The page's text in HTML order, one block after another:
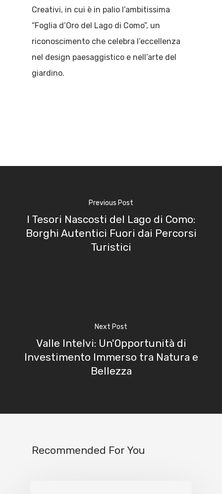
Creativi, in cui è in palio l’ambitissima
“Foglia d’Oro del Lago di Como”, un
riconoscimento che celebra l’eccellenza
nel design paesaggistico e nell’arte del
giardino.
Previous Post
I Tesori Nascosti del Lago di Como:
Borghi Autentici Fuori dai Percorsi
Turistici
Next Post
Valle Intelvi: Un'Opportunità di
Investimento Immerso tra Natura e
Bellezza
Recommended For You